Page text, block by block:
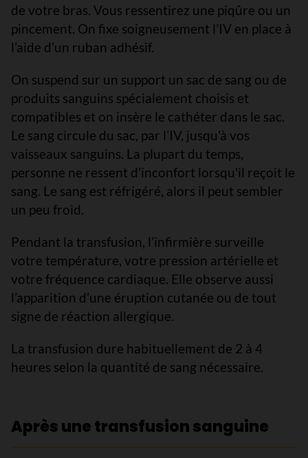
de votre bras. Vous ressentirez une piqûre ou un
pincement. On fixe soigneusement l’IV en place à
l’aide d’un ruban adhésif.
On suspend sur un support un sac de sang ou de
produits sanguins spécialement choisis et
compatibles et on insère le cathéter dans le sac.
Le sang circule du sac, par l’IV, jusqu'à vos
vaisseaux sanguins. La plupart du temps,
personne ne ressent d’inconfort lorsqu'il reçoit le
sang. Le sang est réfrigéré, alors il peut sembler
un peu froid.
Pendant la transfusion, l’infirmière surveille
votre température, votre pression artérielle et
votre fréquence cardiaque. Elle observe aussi
l’apparition d’une éruption cutanée ou de tout
signe de réaction allergique.
La transfusion dure habituellement de 2 à 4
heures selon la quantité de sang nécessaire.
Après une transfusion sanguine